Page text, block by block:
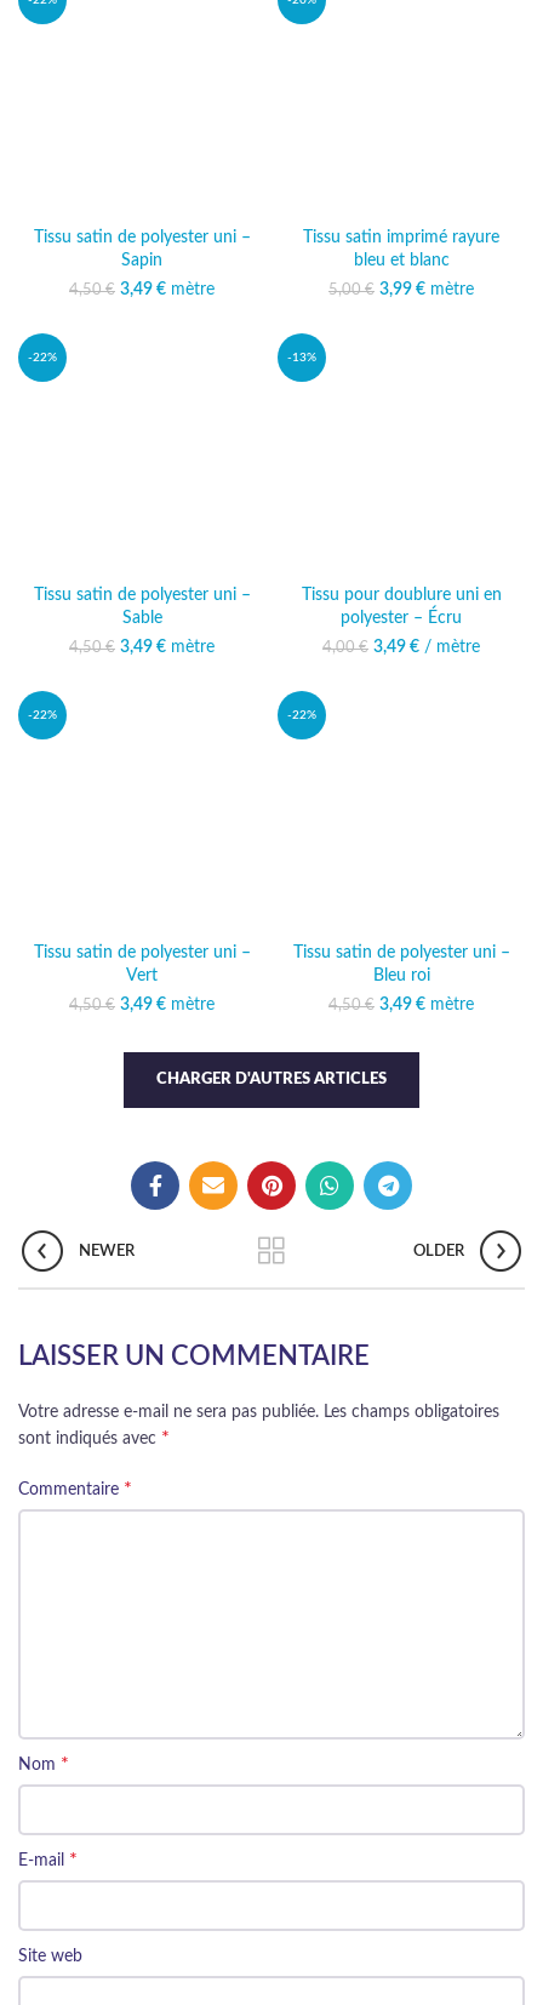
Tissu satin de polyester uni –
Sapin
4,50€ Le prix initial était :
3,49 € Le prix actuel
mètre
Tissu satin imprimé rayure
bleu et blanc
5,00€ Le prix initial était :
3,99 € Le prix actuel
mètre
-22%
Tissu satin de polyester uni –
Sable
4,50€ Le prix initial était :
3,49 € Le prix actuel
mètre
-13%
Tissu pour doublure uni en
polyester – Écru
4,00€
Le prix initial était :
3,49 € Le prix actuel
/ mètre
-22%
Tissu satin de polyester uni –
Vert
4,50€ Le prix initial était :
3,49 € Le prix actuel
mètre
-22%
Tissu satin de polyester uni –
Bleu roi
4,50€ Le prix initial était :
3,49 € Le prix actuel
mètre
CHARGER D'AUTRES ARTICLES
NEWER OLDER
LAISSER UN COMMENTAIRE
Votre adresse e-mail ne sera pas publiée. Les champs obligatoires
sont indiqués avec *
Commentaire *
Nom *
E-mail *
Site web